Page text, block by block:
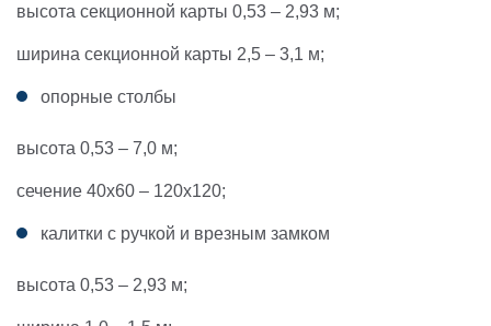
высота секционной карты 0,53 – 2,93 м;
ширина секционной карты 2,5 – 3,1 м;
опорные столбы
высота 0,53 – 7,0 м;
сечение 40х60 – 120х120;
калитки с ручкой и врезным замком
высота 0,53 – 2,93 м;